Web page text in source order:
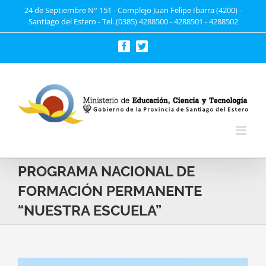
24 de Septiembre N° 151 - Complejo Juan Felipe Ibarra (4200) -
Santiago del Estero - Tel. (0385) 4288500 - 4288501 - 4288502
FacebookTwitter
PROGRAMA NACIONAL DE
FORMACIÓN PERMANENTE
“NUESTRA ESCUELA”